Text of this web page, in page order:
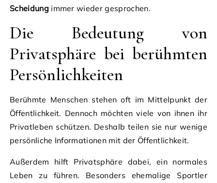
Scheidungimmer wieder gesprochen.
Die Bedeutung von
Privatsphäre bei berühmten
Persönlichkeiten
Berühmte Menschen stehen oft im Mittelpunkt der
Öffentlichkeit. Dennoch möchten viele von ihnen ihr
Privatleben schützen. Deshalb teilen sie nur wenige
persönliche Informationen mit der Öffentlichkeit.
Außerdem hilft Privatsphäre dabei, ein normales
Leben zu führen. Besonders ehemalige Sportler